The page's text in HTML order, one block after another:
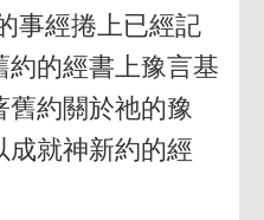
事經捲上已經記
約的經書上豫言基
約關於祂的豫
成就神新約的經